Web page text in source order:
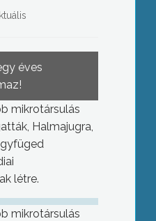
éves
mikrotársulás
Halmajugra,
létre.
mikrotársulás